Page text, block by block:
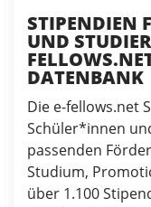
STIPENDIEN
UND
DATENBANK
Die e-fellows.net
Schüler*innen
passenden
Studium,
über 1.100